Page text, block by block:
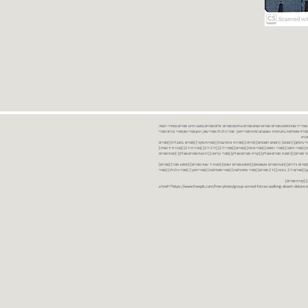
ספרים יד שניה ספרים משומשים ספרים חדשים ספרים יד 2 מכירת ספרים יד שניה ספרי יד שניהחיפוש ספרים ספרים ישנים ספרים עתיקים ספרים זולים ספרים במצב חדש ספרים במחירי רצפה
במבצע ספרים יד 2 ברמת גן ספרים יד 2 ביבנה יד 2 ספרים ספרי פסיכולוגיה ספריה סוציולוגיה ביוגרפיות ו אוטוביוגרפיות ספרי חינוך ספרי כלכלה ספרי שוק ההון ספרי עיון ספרי פרוזה ספרי
ביטחון] [רומנים] [רומנים רומנטיים] [פרוזה] [ספרות מתורגמת] [ספרות מקור] [ספרים באנגלית] [ספרים
חדשים מהחנות] [ספרים מומלצים] [ספרי בישול] [ספרי עידן חדש] [ספרי עסקים] [ספרי מורשת] [מחזות] [ספרי שירה] [ספרי בריאות] [ספרי תזונה] [ספרי רפואה] [ספרי מתח] [ספרים] [ספרי יד 2[ [יד 2 יד 2[ [מכירת יד 2[ [מכירת יד שנייה]
יד 2[ [ספר] [ספרים יד 2[ [הזמנת ספרים] [יד 2 ספרים] [ספרים בזול] [אתר ספרים] [הזמנת ספרים אונליין] [קניית ספרים אונליין] [ספרי קריאה] [רכישת ספרים אונליין] [חנות ספרים
נדירים] [חנות ספרים משומשים] [חיפוש ספרים ישנים] [חנות יד שניה ספרים] [חיפוש ספר] [ספרים]
[חנות ספרים זולים] [ספרים חדשים] [ספרים במחירי רצפה] [ספרים במשלוח חינם] [ספרים במשלוח עד הבית] [ספרים יד 2 ברמת גן] [ספרים יד 2 ביבנה] [יד 2 ספרים] [ספרי פסיכולוגיה] [ספרי סוציולוגיה] [ספרי חינוך] [ספרי כלכלה] [ספרי
[קניית ספרים]
<a href="https://www.freepik.com/free-photo/group-armed-forces-walking-desert-